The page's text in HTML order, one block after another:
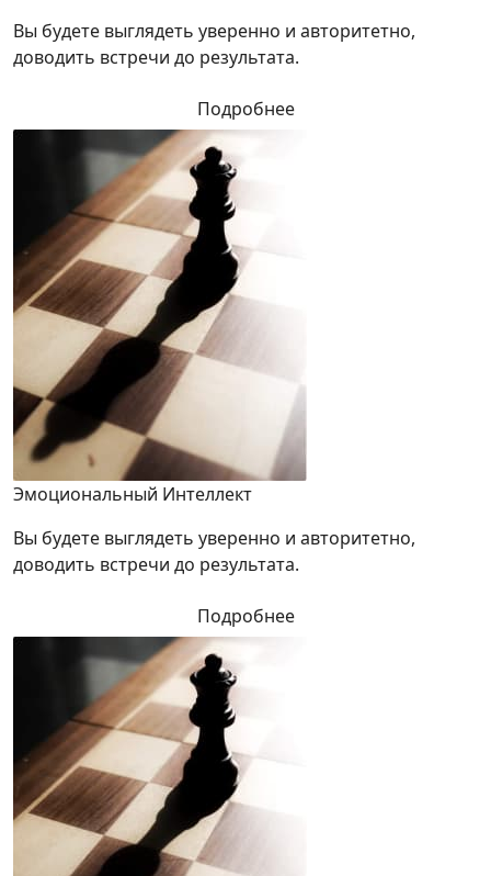
Вы будете выглядеть уверенно и авторитетно,
доводить встречи до результата.
Подробнее
Эмоциональный Интеллект
Вы будете выглядеть уверенно и авторитетно,
доводить встречи до результата.
Подробнее